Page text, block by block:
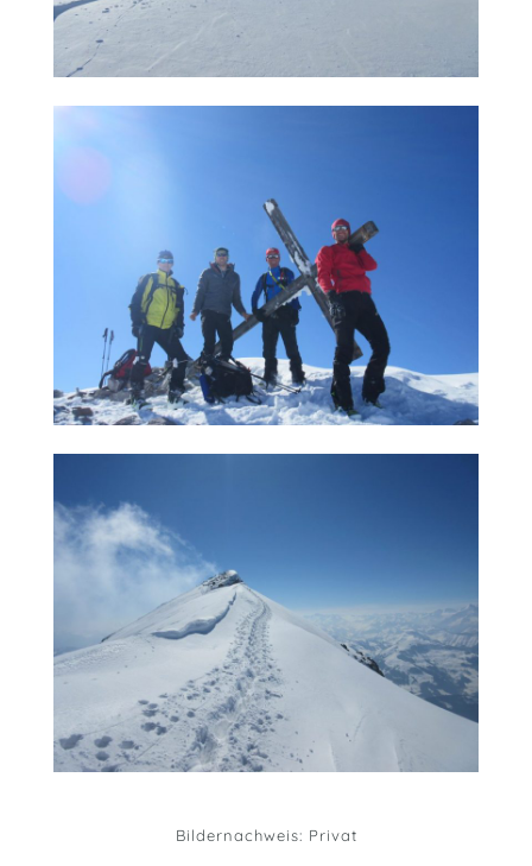
Bildernachweis: Privat